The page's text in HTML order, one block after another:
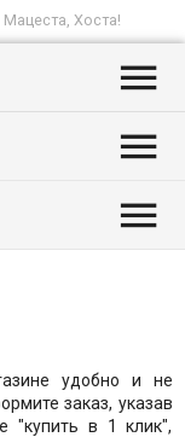
Хоста!



удобно и не
заказ, указав
"купить в 1 клик",